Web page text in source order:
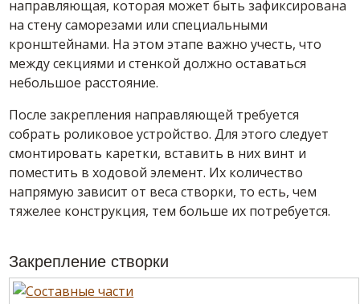
направляющая, которая может быть зафиксирована
на стену саморезами или специальными
кронштейнами. На этом этапе важно учесть, что
между секциями и стенкой должно оставаться
небольшое расстояние.
После закрепления направляющей требуется
собрать роликовое устройство. Для этого следует
смонтировать каретки, вставить в них винт и
поместить в ходовой элемент. Их количество
напрямую зависит от веса створки, то есть, чем
тяжелее конструкция, тем больше их потребуется.
Закрепление створки